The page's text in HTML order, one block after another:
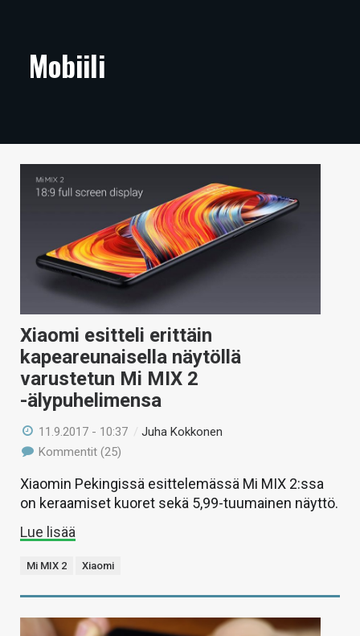
ARTIKKELIT
TECHBBS
TIETOA
KAUPPA
VAIHDA TEEMA
HAKU
Mobiili
Xiaomi esitteli erittäin
kapeareunaisella näytöllä
varustetun Mi MIX 2
-älypuhelimensa
11.9.2017 - 10:37 /Juha Kokkonen
Kommentit (25)
Xiaomin Pekingissä esittelemässä Mi MIX 2:ssa
on keraamiset kuoret sekä 5,99-tuumainen näyttö.
Lue lisää
Mi MIX 2 Xiaomi